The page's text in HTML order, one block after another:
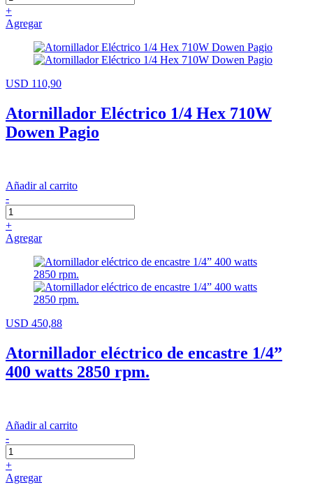
+
Agregar
USD 110,90
Atornillador Eléctrico 1/4 Hex 710W
Dowen Pagio
Añadir al carrito
-
+
Agregar
USD 450,88
Atornillador eléctrico de encastre 1/4”
400 watts 2850 rpm.
Añadir al carrito
-
+
Agregar